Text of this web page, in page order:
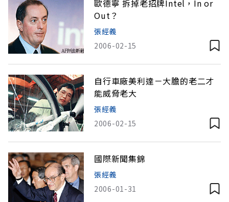
歐德寧 拆掉老招牌Intel，In or
Out？
張經義
2006-02-15
自行車廠美利達－大膽的老二才
能威脅老大
張經義
2006-02-15
國際新聞集錦
張經義
2006-01-31